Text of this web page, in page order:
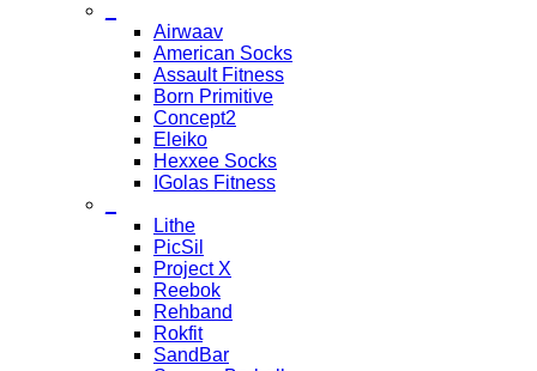
Airwaav
American Socks
Assault Fitness
Born Primitive
Concept2
Eleiko
Hexxee Socks
IGolas Fitness
Lithe
PicSil
Project X
Reebok
Rehband
Rokfit
SandBar